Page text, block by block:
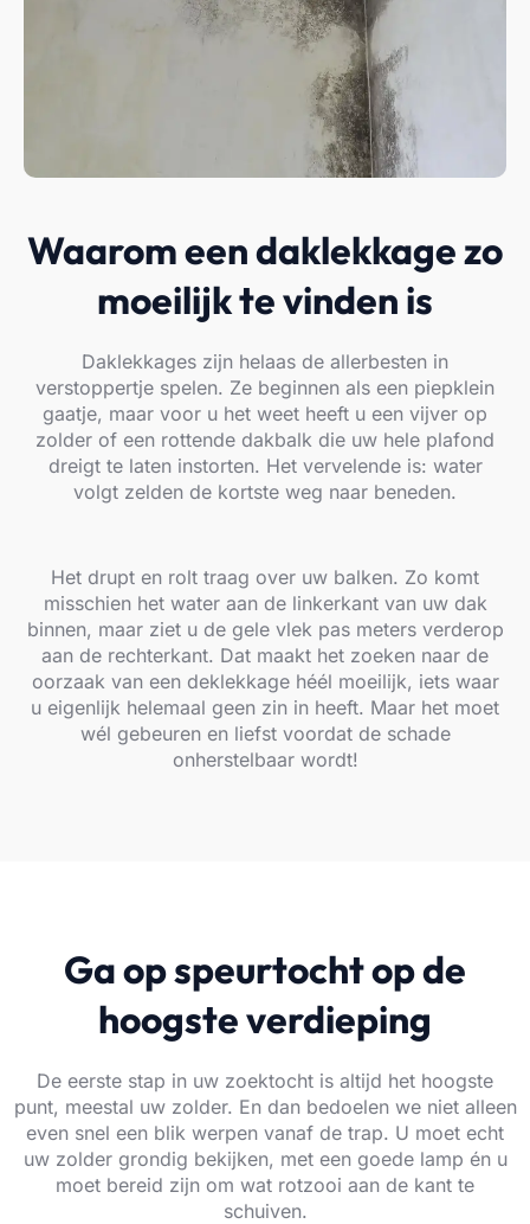
Waarom een daklekkage zo
moeilijk te vinden is
Daklekkages zijn helaas de allerbesten in
verstoppertje spelen. Ze beginnen als een piepklein
gaatje, maar voor u het weet heeft u een vijver op
zolder of een rottende dakbalk die uw hele plafond
dreigt te laten instorten. Het vervelende is: water
volgt zelden de kortste weg naar beneden.
Het drupt en rolt traag over uw balken. Zo komt
misschien het water aan de linkerkant van uw dak
binnen, maar ziet u de gele vlek pas meters verderop
aan de rechterkant. Dat maakt het zoeken naar de
oorzaak van een deklekkage héél moeilijk, iets waar
u eigenlijk helemaal geen zin in heeft. Maar het moet
wél gebeuren en liefst voordat de schade
onherstelbaar wordt!
Ga op speurtocht op de
hoogste verdieping
De eerste stap in uw zoektocht is altijd het hoogste
punt, meestal uw zolder. En dan bedoelen we niet alleen
even snel een blik werpen vanaf de trap. U moet echt
uw zolder grondig bekijken, met een goede lamp én u
moet bereid zijn om wat rotzooi aan de kant te
schuiven.